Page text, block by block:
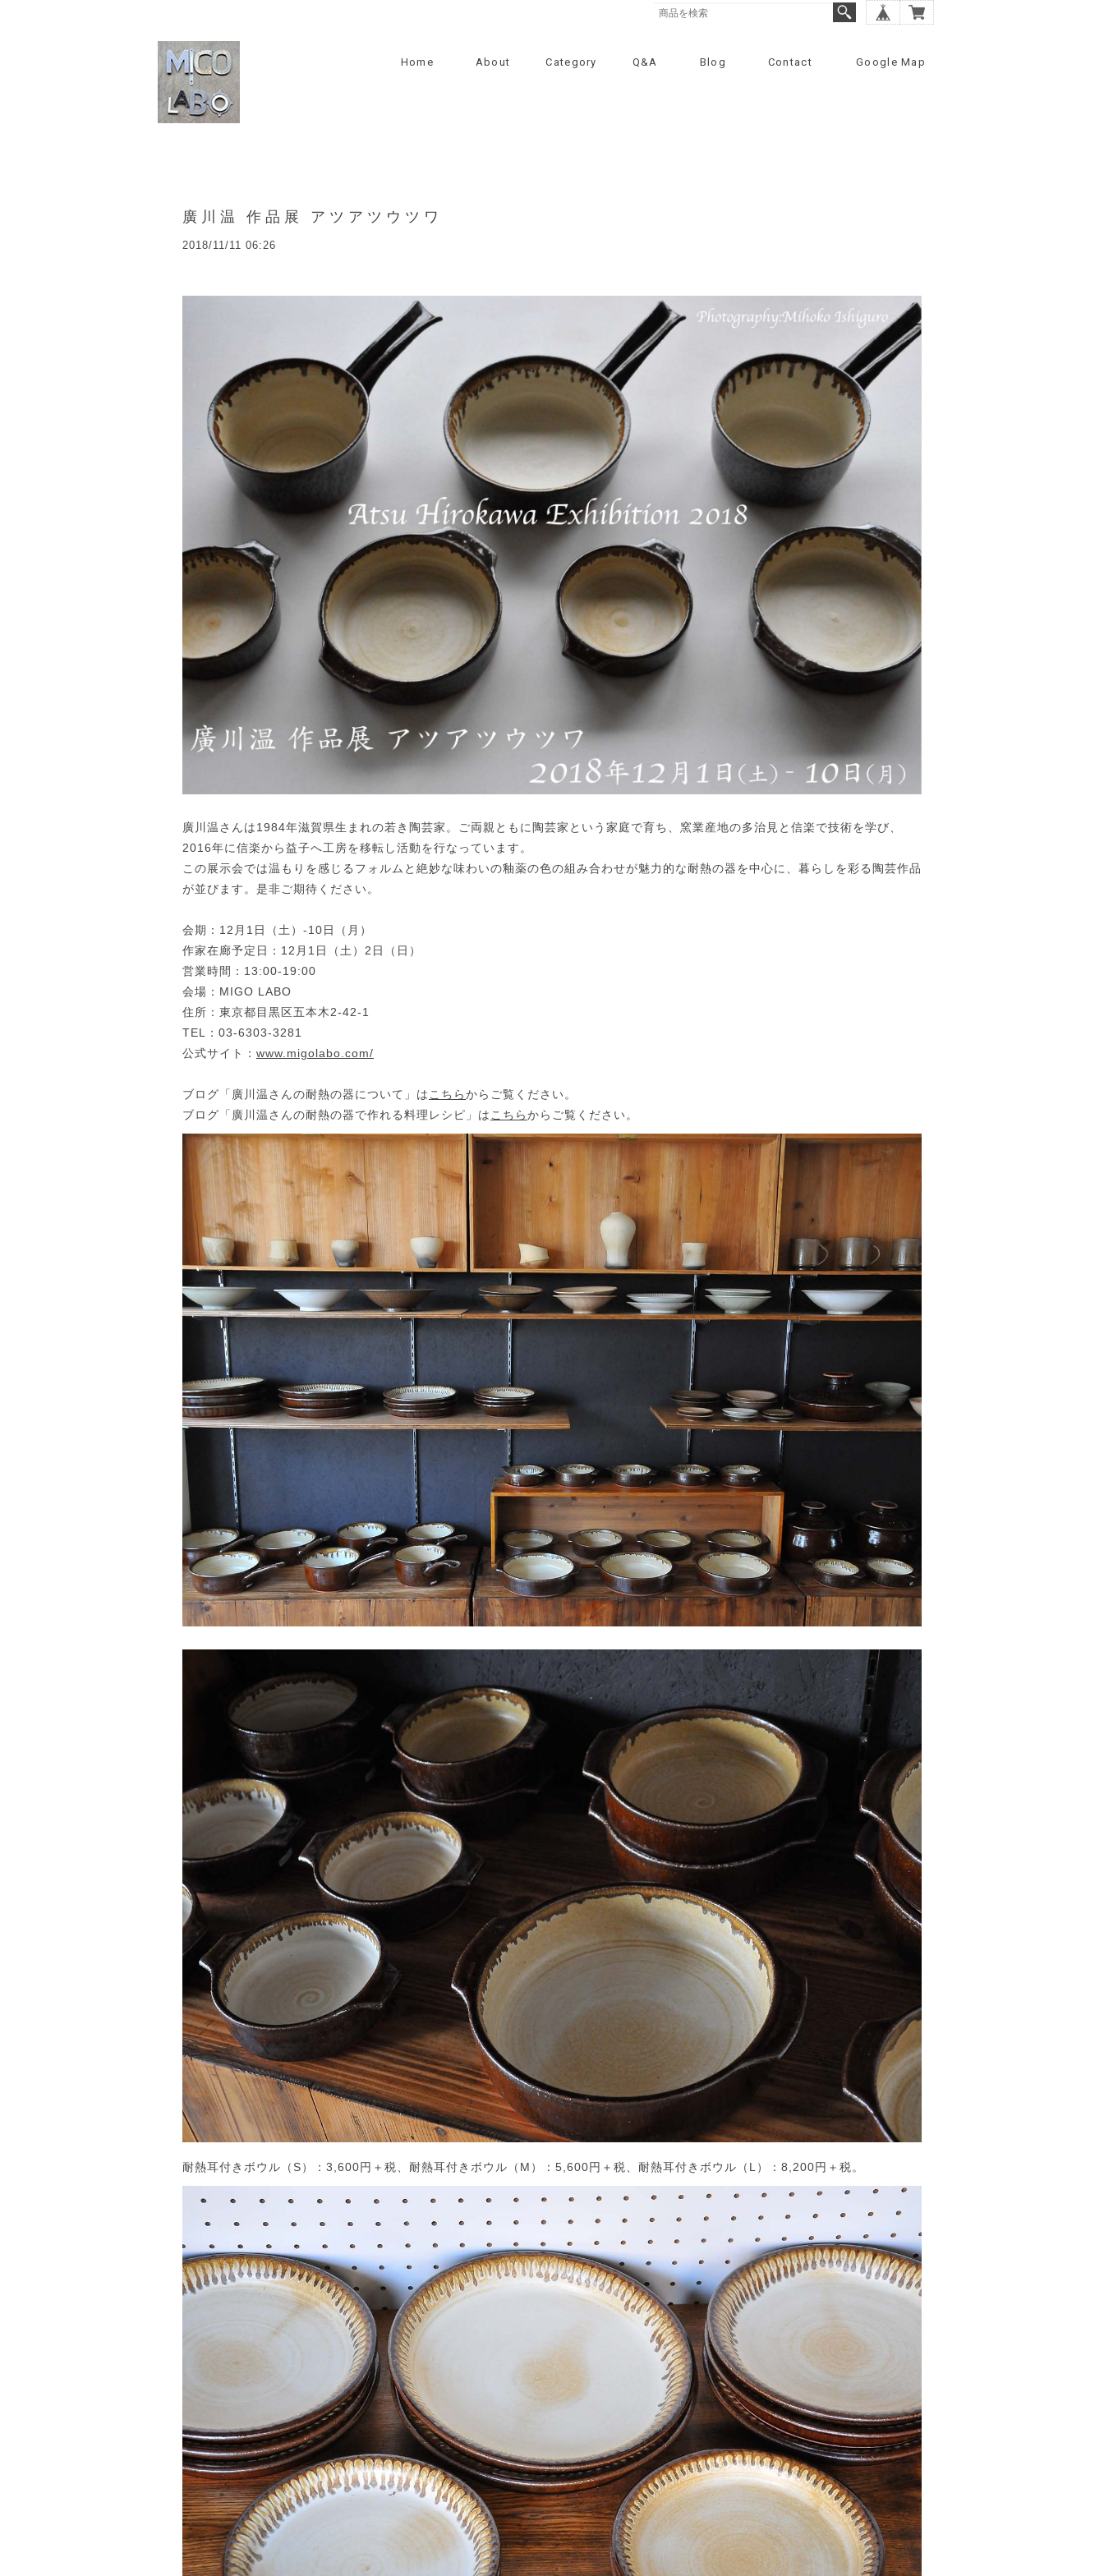
Home About Category Q&A Blog Contact Google Map
廣川温 作品展 アツアツウツワ
2018/11/11 06:26
廣川温さんは1984年滋賀県生まれの若き陶芸家。ご両親ともに陶芸家という家庭で育ち、窯業産地の多治見と信楽で技術を学び、
2016年に信楽から益子へ工房を移転し活動を行なっています。
この展示会では温もりを感じるフォルムと絶妙な味わいの釉薬の色の組み合わせが魅力的な耐熱の器を中心に、暮らしを彩る陶芸作品
が並びます。是非ご期待ください。
会期：12月1日（土）-10日（月）
作家在廊予定日：12月1日（土）2日（日）
営業時間：13:00-19:00
会場：MIGO LABO
住所：東京都目黒区五本木2-42-1
TEL：03-6303-3281
公式サイト： www.migolabo.com/
ブログ「廣川温さんの耐熱の器について」は こちらからご覧ください。
ブログ「廣川温さんの耐熱の器で作れる料理レシピ」は こちらからご覧ください。
耐熱耳付きボウル（S）：3,600円＋税、耐熱耳付きボウル（M）：5,600円＋税、耐熱耳付きボウル（L）：8,200円＋税。